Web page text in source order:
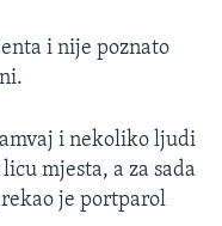
i nije poznato
i nekoliko ljudi
mjesta, a za sada
je portparol